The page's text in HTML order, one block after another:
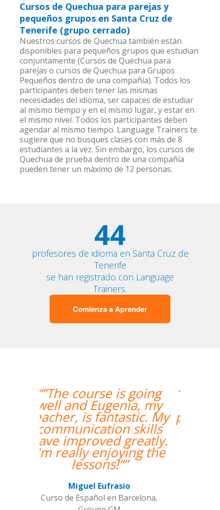
Cursos de Quechua para parejas y
pequeños grupos en Santa Cruz de
Tenerife (grupo cerrado)
Nuestros cursos de Quechua también están
disponibles para pequeños grupos que estudian
conjuntamente (Cursos de Quechua para
parejas o cursos de Quechua para Grupos
Pequeños dentro de una compañía). Todos los
participantes deben tener las mismas
necesidades del idioma, ser capaces de estudiar
al mismo tiempo y en el mismo lugar, y estar en
el mismo nivel. Todos los participantes deben
agendar al mismo tiempo. Language Trainers te
sugiere que no busques clases con más de 8
estudiantes a la vez. Sin embargo, los cursos de
Quechua de prueba dentro de una compañía
pueden tener un máximo de 12 personas.
44
profesores de idioma en Santa Cruz de
Tenerife
se han registrado con Language
Trainers.
Comienza a Aprender
“”Me han encontrado
un profesor nativo y
pude disfrutar de mis
clases de Swahili.””
Alexandra Keller
Curso de Swahili en Madrid